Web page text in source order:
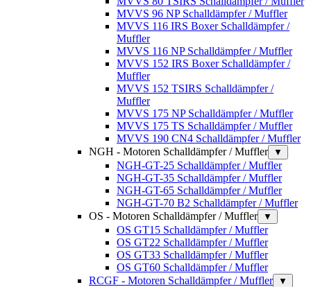
MVVS 96 NP Schalldämpfer / Muffler
MVVS 116 IRS Boxer Schalldämpfer /
Muffler
MVVS 116 NP Schalldämpfer / Muffler
MVVS 152 IRS Boxer Schalldämpfer /
Muffler
MVVS 152 TSIRS Schalldämpfer /
Muffler
MVVS 175 NP Schalldämpfer / Muffler
MVVS 175 TS Schalldämpfer / Muffler
MVVS 190 CN4 Schalldämpfer / Muffler
NGH - Motoren Schalldämpfer / Muffler
▼
NGH-GT-25 Schalldämpfer / Muffler
NGH-GT-35 Schalldämpfer / Muffler
NGH-GT-65 Schalldämpfer / Muffler
NGH-GT-70 B2 Schalldämpfer / Muffler
OS - Motoren Schalldämpfer / Muffler
▼
OS GT15 Schalldämpfer / Muffler
OS GT22 Schalldämpfer / Muffler
OS GT33 Schalldämpfer / Muffler
OS GT60 Schalldämpfer / Muffler
RCGF - Motoren Schalldämpfer / Muffler
▼